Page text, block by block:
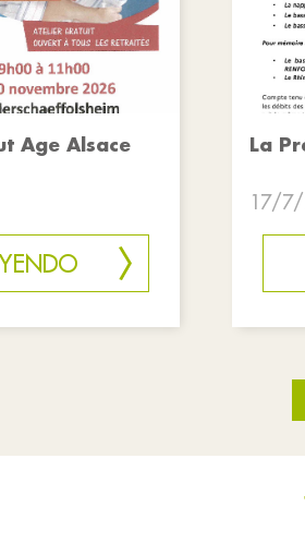
Age Alsace
La
17/